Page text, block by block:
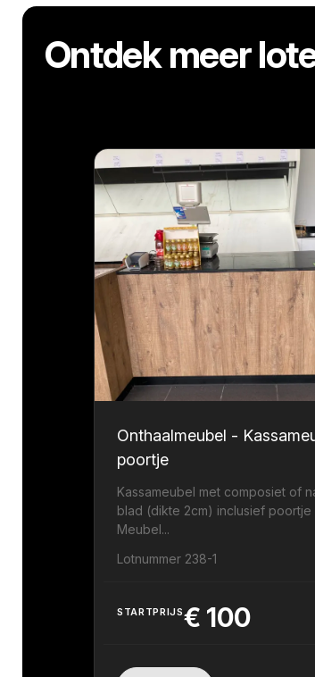
Ontdek meer
Onthaalmeubel -
poortje
Kassameubel met composiet of
blad (dikte 2cm) inclusief poortje
Meubel...
Lotnummer 238-1
STARTPRIJS€ 100